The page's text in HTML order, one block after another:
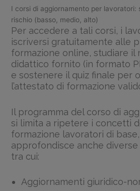
I corsi di aggiornamento per lavoratori:
rischio (basso, medio, alto)
Per accedere a tali corsi, i
iscriversi gratuitamente alle
formazione online, studiare il
didattico fornito (in formato
e sostenere il quiz finale per
l’attestato di formazione
Il programma del corso di
si limita a ripetere i concetti
formazione lavoratori di
approfondisce anche
tra cui:
Aggiornamenti giuridico-